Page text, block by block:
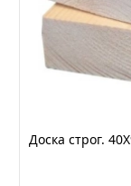
Доска строг.